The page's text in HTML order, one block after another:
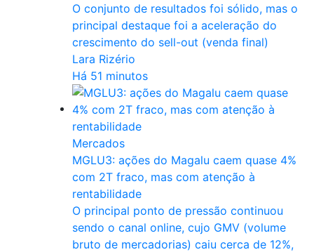
O conjunto de resultados foi sólido, mas o
principal destaque foi a aceleração do
crescimento do sell-out (venda final)
Lara Rizério
Há 51 minutos
Mercados
MGLU3: ações do Magalu caem quase 4%
com 2T fraco, mas com atenção à
rentabilidade
O principal ponto de pressão continuou
sendo o canal online, cujo GMV (volume
bruto de mercadorias) caiu cerca de 12%,